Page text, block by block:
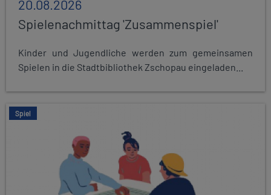
20.08.2026
Spielenachmittag 'Zusammenspiel'
Kinder und Jugendliche werden zum gemeinsamen
Spielen in die Stadtbibliothek Zschopau eingeladen...
Spiel